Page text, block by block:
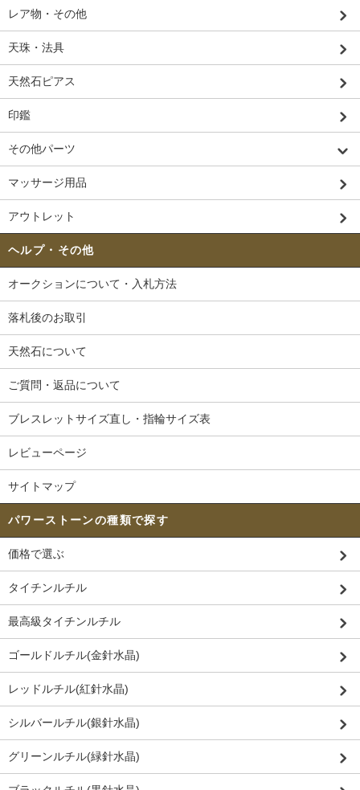
レア物・その他
天珠・法具
天然石ピアス
印鑑
その他パーツ
マッサージ用品
アウトレット
ヘルプ・その他
オークションについて・入札方法
落札後のお取引
天然石について
ご質問・返品について
ブレスレットサイズ直し・指輪サイズ表
レビューページ
サイトマップ
パワーストーンの種類で探す
価格で選ぶ
タイチンルチル
最高級タイチンルチル
ゴールドルチル(金針水晶)
レッドルチル(紅針水晶)
シルバールチル(銀針水晶)
グリーンルチル(緑針水晶)